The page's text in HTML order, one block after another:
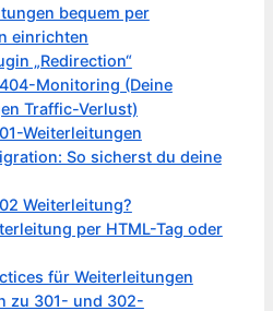
bequem per
einrichten
„Redirection“
Monitoring (Deine
Traffic-Verlust)
Weiterleitungen
So sicherst du deine
Weiterleitung?
per HTML-Tag oder
für Weiterleitungen
zu 301- und 302-